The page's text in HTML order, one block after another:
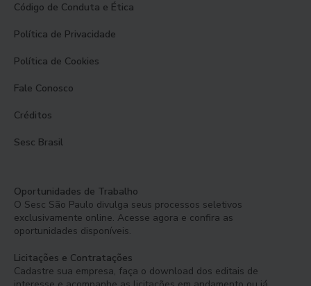
Código de Conduta e Ética
Política de Privacidade
Política de Cookies
Fale Conosco
Créditos
Sesc Brasil
Oportunidades de Trabalho
O Sesc São Paulo divulga seus processos seletivos
exclusivamente online. Acesse agora e confira as
oportunidades disponíveis.
Licitações e Contratações
Cadastre sua empresa, faça o download dos editais de